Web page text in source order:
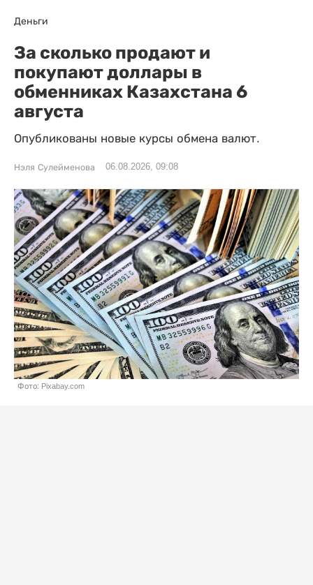
Деньги
За сколько продают и
покупают доллары в
обменниках Казахстана 6
августа
Опубликованы новые курсы обмена валют.
Нэля Сулейменова 06.08.2026, 09:08
Фото: Pixabay.com